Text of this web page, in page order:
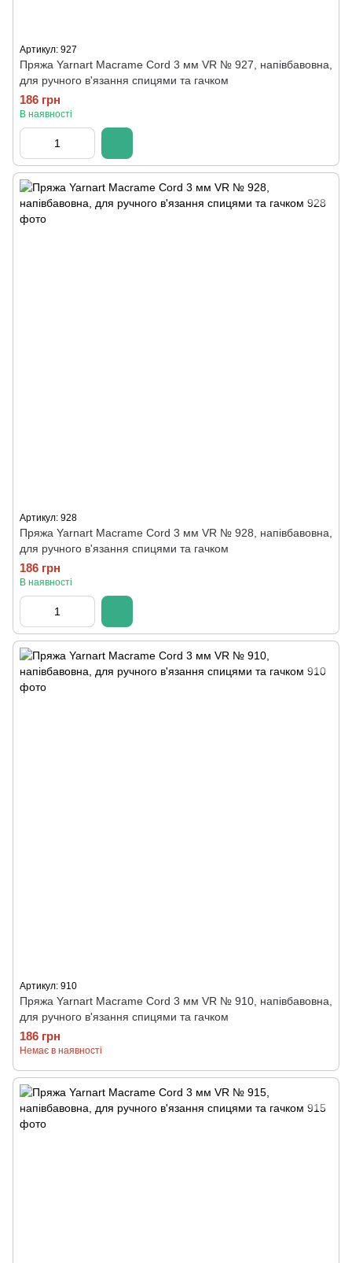
Артикул: 927
Пряжа Yarnart Macrame Cord 3 мм VR № 927, напівбавовна,
для ручного в'язання спицями та гачком
186 грн
В наявності
Артикул: 928
Пряжа Yarnart Macrame Cord 3 мм VR № 928, напівбавовна,
для ручного в'язання спицями та гачком
186 грн
В наявності
Артикул: 910
Пряжа Yarnart Macrame Cord 3 мм VR № 910, напівбавовна,
для ручного в'язання спицями та гачком
186 грн
Немає в наявності